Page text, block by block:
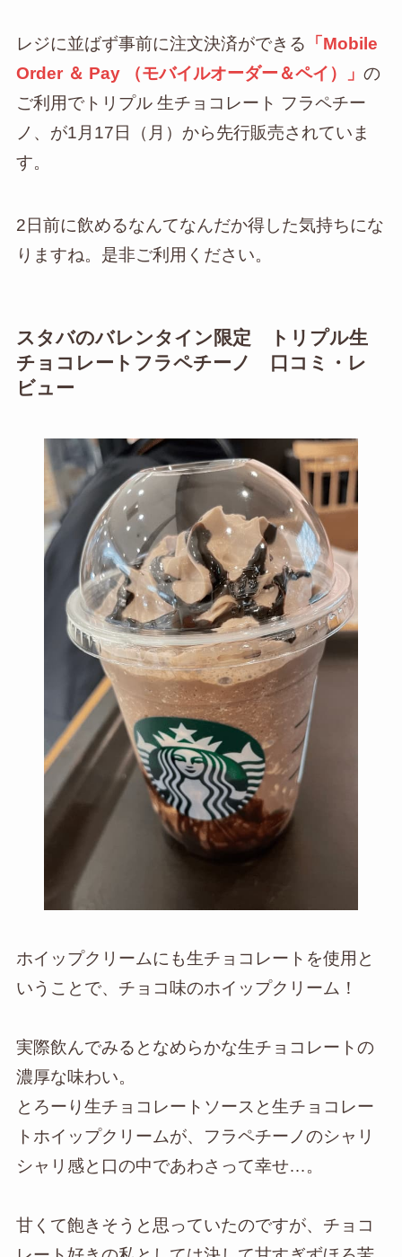
レジに並ばず事前に注文決済ができる 「Mobile
Order ＆ Pay （モバイルオーダー＆ペイ）」 の
ご利用でトリプル 生チョコレート フラペチー
ノ、が1月17日（月）から先行販売されていま
す。
2日前に飲めるなんてなんだか得した気持ちにな
りますね。是非ご利用ください。
スタバのバレンタイン限定 トリプル生
チョコレートフラペチーノ 口コミ・レ
ビュー
ホイップクリームにも生チョコレートを使用と
いうことで、チョコ味のホイップクリーム！
実際飲んでみるとなめらかな生チョコレートの
濃厚な味わい。
とろーり生チョコレートソースと生チョコレー
トホイップクリームが、フラペチーノのシャリ
シャリ感と口の中であわさって幸せ…。
甘くて飽きそうと思っていたのですが、チョコ